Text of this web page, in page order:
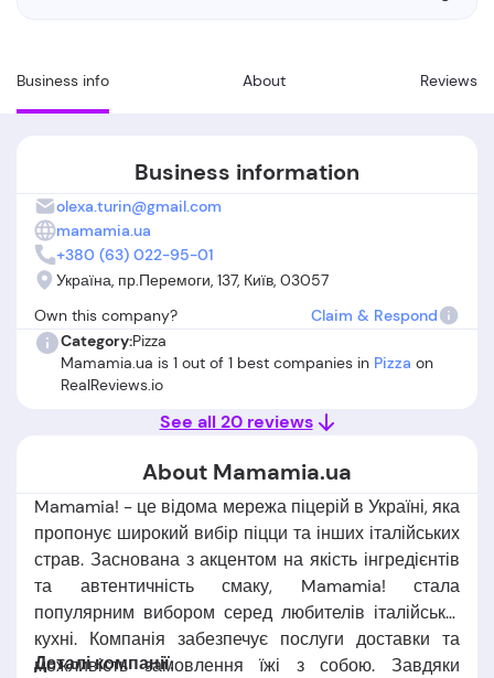
Business info About Reviews
Business information
olexa.turin@gmail.com
mamamia.ua
+380 (63) 022-95-01
Україна, пр.Перемоги, 137, Київ, 03057
Own this company?
Claim & Respond
Category:Pizza
Mamamia.ua is 1 out of 1 best companies in Pizza on
RealReviews.io
See all 20 reviews
About Mamamia.ua
Mamamia! - це відома мережа піцерій в Україні, яка
пропонує широкий вибір піцци та інших італійських
страв. Заснована з акцентом на якість інгредієнтів
та автентичність смаку, Mamamia! стала
популярним вибором серед любителів італійської
кухні. Компанія забезпечує послуги доставки та
можливість замовлення їжі з собою. Завдяки
Деталі компанії: